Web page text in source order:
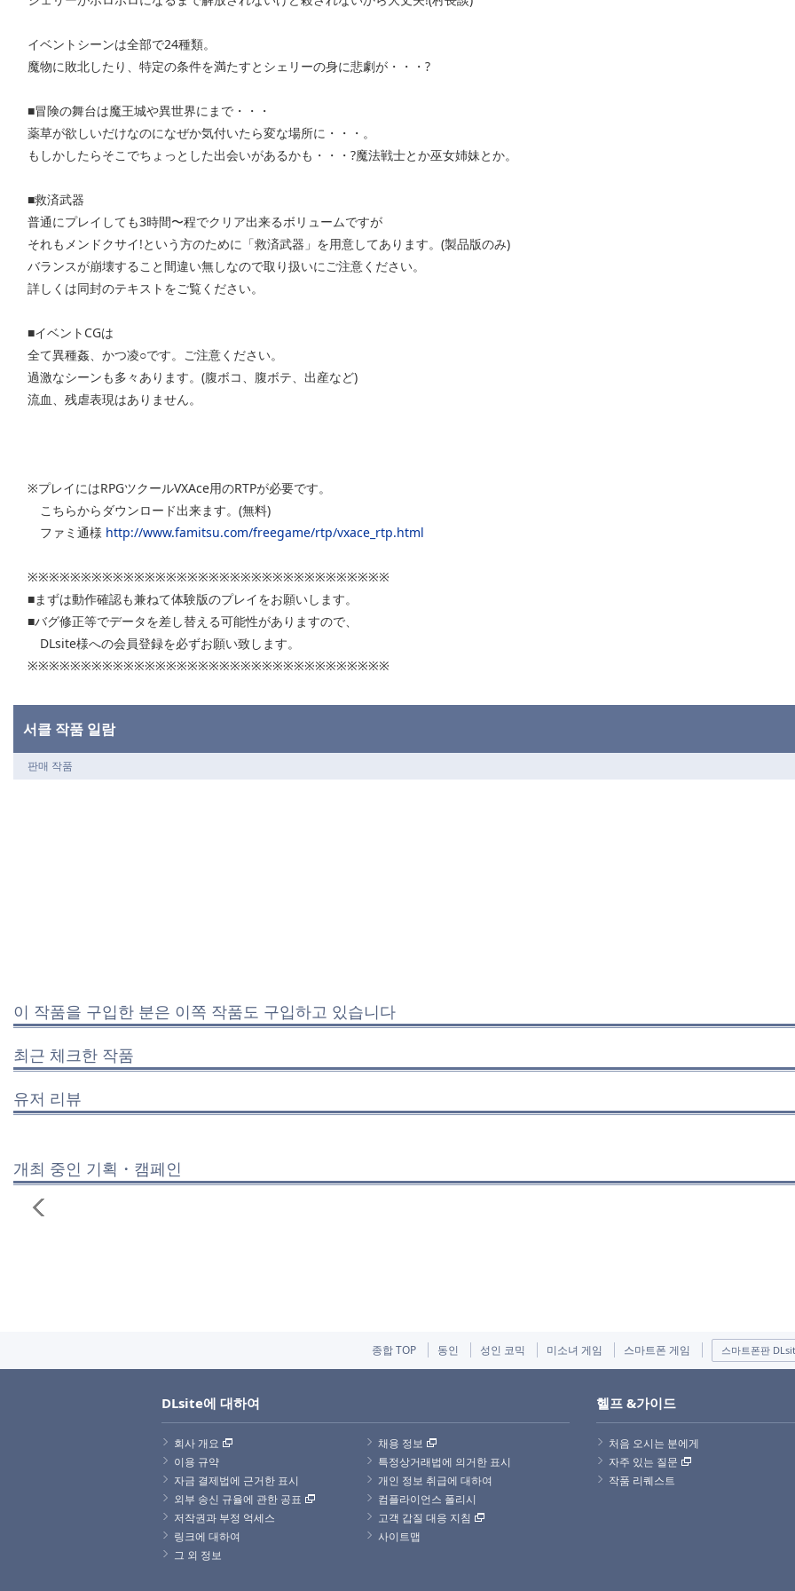
イベントシーンは全部で24種類。
魔物に敗北したり、特定の条件を満たすとシェリーの身に悲劇が・・・?
■冒険の舞台は魔王城や異世界にまで・・・
薬草が欲しいだけなのになぜか気付いたら変な場所に・・・。
もしかしたらそこでちょっとした出会いがあるかも・・・?魔法戦士とか巫女姉妹とか。
■救済武器
普通にプレイしても3時間〜程でクリア出来るボリュームですが
それもメンドクサイ!という方のために「救済武器」を用意してあります。(製品版のみ)
バランスが崩壊すること間違い無しなので取り扱いにご注意ください。
詳しくは同封のテキストをご覧ください。
■イベントCGは
全て異種姦、かつ凌○です。ご注意ください。
過激なシーンも多々あります。(腹ボコ、腹ボテ、出産など)
流血、残虐表現はありません。
※プレイにはRPGツクールVXAce用のRTPが必要です。
こちらからダウンロード出来ます。(無料)
ファミ通様 http://www.famitsu.com/freegame/rtp/vxace_rtp.html
※※※※※※※※※※※※※※※※※※※※※※※※※※※※※※※※※※
■まずは動作確認も兼ねて体験版のプレイをお願いします。
■バグ修正等でデータを差し替える可能性がありますので、
DLsite様への会員登録を必ずお願い致します。
※※※※※※※※※※※※※※※※※※※※※※※※※※※※※※※※※※
서클 작품 일람
판매 작품
이 작품을 구입한 분은 이쪽 작품도 구입하고 있습니다
최근 체크한 작품
유저 리뷰
개최 중인 기획・캠페인
종합 TOP 동인 성인 코믹 미소녀 게임 스마트폰 게임 스마트폰판
DLsite에 대하여
회사 개요
채용 정보
이용 규약
특정상거래법에 의거한 표시
자금 결제법에 근거한 표시
개인 정보 취급에 대하여
외부 송신 규율에 관한 공표
컴플라이언스 폴리시
저작권과 부정 억세스
고객 갑질 대응 지침
링크에 대하여
사이트맵
그 외 정보
헬프 &가이드
처음 오시는 분에게
자주 있는 질문
작품 리퀘스트